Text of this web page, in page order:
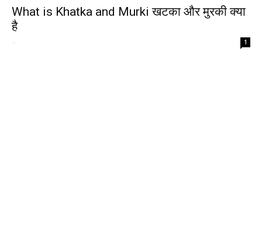
What is Khatka and Murki खटका और मुरकी क्या
है
- 1